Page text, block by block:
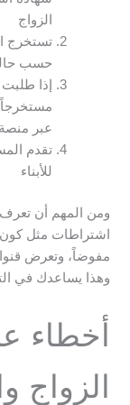
الزواج
تستخرج
حسب
إذا
مستخرجاً
عبر
تقدم
للأبناء
ومن المهم أن
اشتراطات مثل كون
مفوضاً، وتعرض
وهذا يساعدك في
أخطاء
الزواج